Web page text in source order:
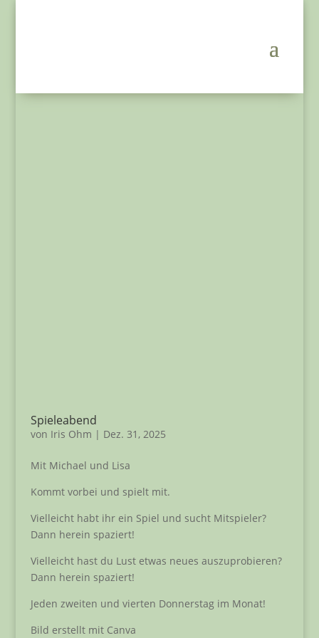
Spieleabend
von Iris Ohm | Dez. 31, 2025
Mit Michael und Lisa
Kommt vorbei und spielt mit.
Vielleicht habt ihr ein Spiel und sucht Mitspieler?
Dann herein spaziert!
Vielleicht hast du Lust etwas neues auszuprobieren?
Dann herein spaziert!
Jeden zweiten und vierten Donnerstag im Monat!
Bild erstellt mit Canva